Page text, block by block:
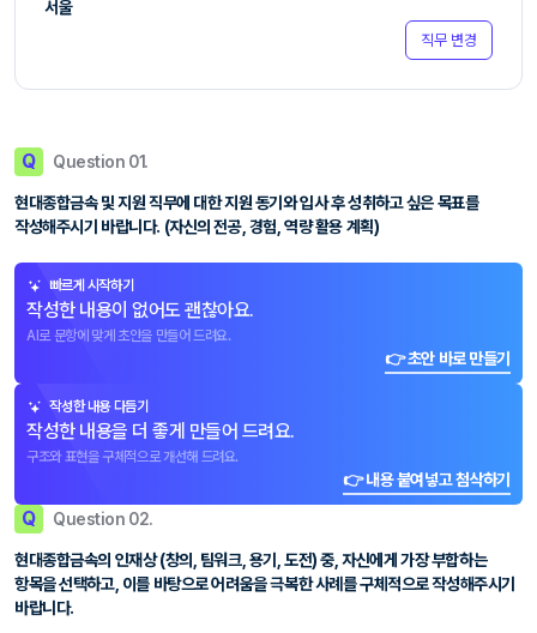
서울
직무 변경
Q Question 01.
현대종합금속 및 지원 직무에 대한 지원 동기와 입사 후 성취하고 싶은 목표를
작성해주시기 바랍니다. (자신의 전공, 경험, 역량 활용 계획)
빠르게 시작하기
작성한 내용이 없어도 괜찮아요.
AI로 문항에 맞게 초안을 만들어 드려요.
👉 초안 바로 만들기
작성한 내용 다듬기
작성한 내용을 더 좋게 만들어 드려요.
구조와 표현을 구체적으로 개선해 드려요.
👉 내용 붙여넣고 첨삭하기
Q Question 02.
현대종합금속의 인재상 (창의, 팀워크, 용기, 도전) 중, 자신에게 가장 부합하는
항목을 선택하고, 이를 바탕으로 어려움을 극복한 사례를 구체적으로 작성해주시기
바랍니다.